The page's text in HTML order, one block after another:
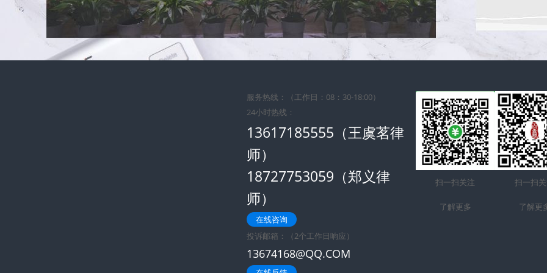
服务热线：（工作日：08：30-18:00）
24小时热线：
13617185555（王虞茗律
师）
18727753059（郑义律
师）
在线咨询
投诉邮箱：（2个工作日响应）
13674168@QQ.COM
扫一扫关注
了解更多
扫一扫
了解更